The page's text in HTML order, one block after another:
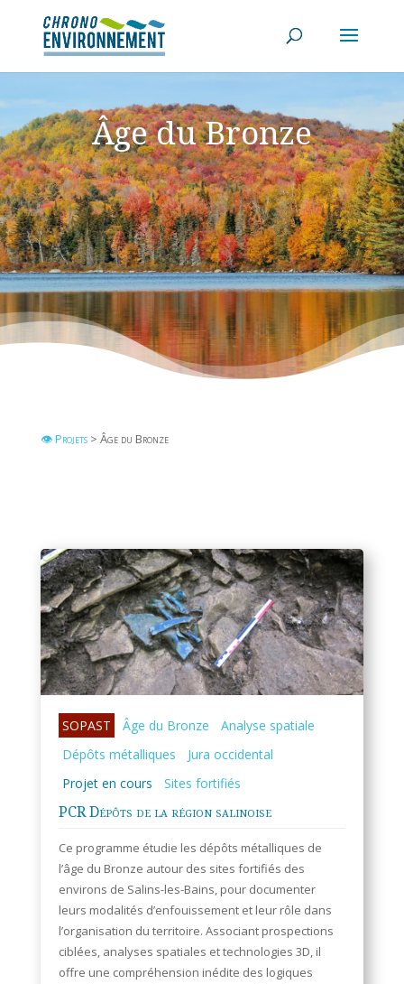
Âge du Bronze
👁 Projets > Âge du Bronze
SOPAST Âge du Bronze
Analyse spatiale
Dépôts métalliques
Jura occidental
Projet en cours
Sites fortifiés
PCR Dépôts de la région salinoise
Ce programme étudie les dépôts métalliques de
l’âge du Bronze autour des sites fortifiés des
environs de Salins-les-Bains, pour documenter
leurs modalités d’enfouissement et leur rôle dans
l’organisation du territoire. Associant prospections
ciblées, analyses spatiales et technologies 3D, il
offre une compréhension inédite des logiques